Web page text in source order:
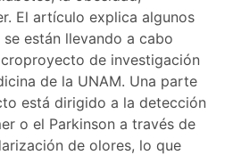
El artículo explica algunos
están llevando a cabo
de investigación
de la UNAM. Una parte
está dirigido a la detección
o el Parkinson a través de
de olores, lo que